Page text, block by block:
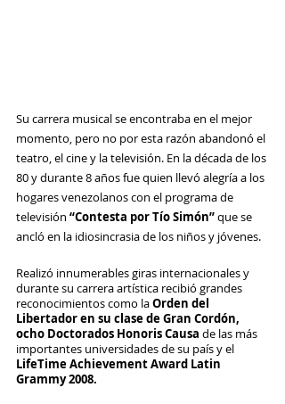
Su carrera musical se encontraba en el mejor
momento, pero no por esta razón abandonó el
teatro, el cine y la televisión. En la década de los
80 y durante 8 años fue quien llevó alegría a los
hogares venezolanos con el programa de
televisión “Contesta por Tío Simón” que se
ancló en la idiosincrasia de los niños y jóvenes.
Realizó innumerables giras internacionales y
durante su carrera artística recibió grandes
reconocimientos como la Orden del
Libertador en su clase de Gran Cordón,
ocho Doctorados Honoris Causa de las más
importantes universidades de su país y el
LifeTime Achievement Award Latin
Grammy 2008.